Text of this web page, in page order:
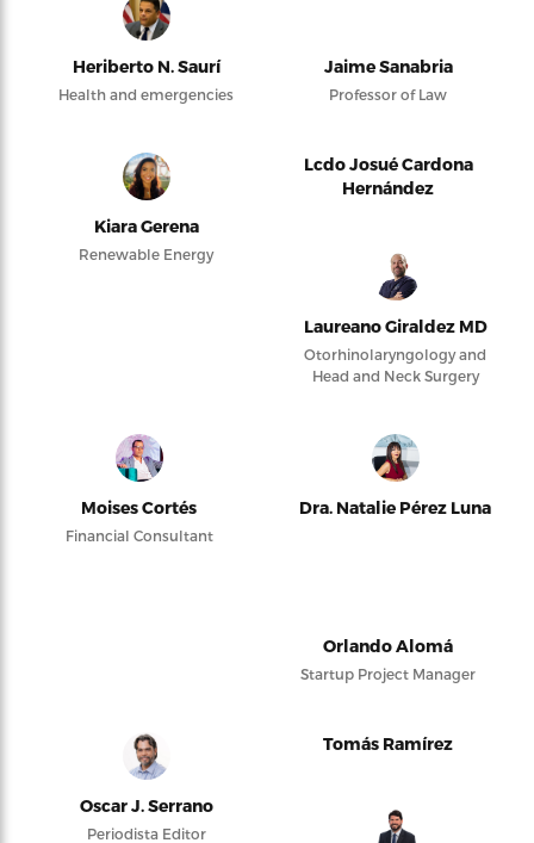
Heriberto N. Saurí
Health and emergencies
Jaime Sanabria
Professor of Law
Kiara Gerena
Renewable Energy
Lcdo Josué Cardona
Hernández
Laureano Giraldez MD
Otorhinolaryngology and
Head and Neck Surgery
Moises Cortés
Financial Consultant
Dra. Natalie Pérez Luna
Orlando Alomá
Startup Project Manager
Oscar J. Serrano
Periodista Editor
Tomás Ramírez